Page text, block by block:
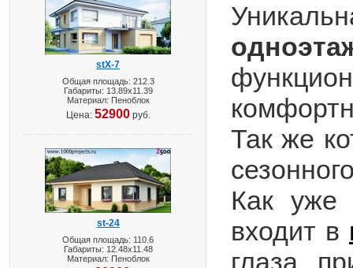
stX-7
Общая площадь: 212.3
Габариты: 13.89х11.39
Материал: Пеноблок
Цена: 52900руб.
st-24
Общая площадь: 110.6
Габариты: 12.48х11.48
Материал: Пеноблок
Так же
Как уже
входит в
глаза